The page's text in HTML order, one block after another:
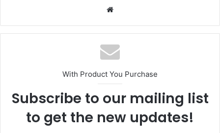
With Product You Purchase
Subscribe to our mailing list
to get the new updates!